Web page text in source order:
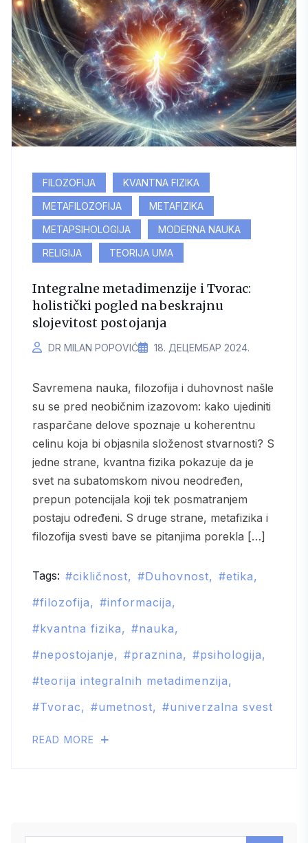
FILOZOFIJA
KVANTNA FIZIKA
METAFILOZOFIJA
METAFIZIKA
METAPSIHOLOGIJA
MODERNA NAUKA
RELIGIJA
TEORIJA UMA
Integralne metadimenzije i Tvorac:
holistički pogled na beskrajnu
slojevitost postojanja
DR MILAN POPOVIĆ 18. ДЕЦЕМБАР 2024.
Savremena nauka, filozofija i duhovnost našle
su se pred neobičnim izazovom: kako ujediniti
rasparčane delove spoznaje u koherentnu
celinu koja bi objasnila složenost stvarnosti? S
jedne strane, kvantna fizika pokazuje da je
svet na subatomskom nivou neodređen,
prepun potencijala koji tek posmatranjem
postaju određeni. S druge strane, metafizika i
filozofija svesti bave se pitanjima porekla […]
Tags: cikličnost Duhovnost
etika
filozofija
informacija
kvantna fizika
nauka
nepostojanje
praznina
psihologija
teorija integralnih metadimenzija
Tvorac
umetnost univerzalna svest
READ MORE